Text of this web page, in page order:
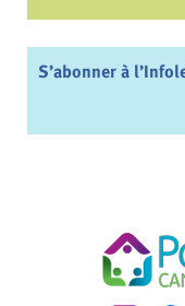
S’abonner à